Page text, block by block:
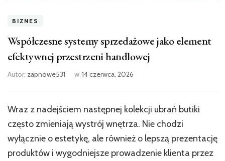
BIZNES
Współczesne systemy sprzedażowe jako element
efektywnej przestrzeni handlowej
Autor: zapnowe531 w 14 czerwca, 2026
Wraz z nadejściem następnej kolekcji ubrań butiki
często zmieniają wystrój wnętrza. Nie chodzi
wyłącznie o estetykę, ale również o lepszą prezentację
produktów i wygodniejsze prowadzenie klienta przez